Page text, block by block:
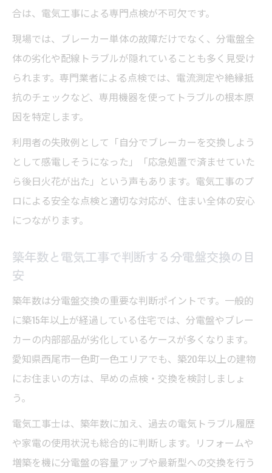
合は、電気工事による専門点検が不可欠です。
現場では、ブレーカー単体の故障だけでなく、分電盤全
体の劣化や配線トラブルが隠れていることも多く見受け
られます。専門業者による点検では、電流測定や絶縁抵
抗のチェックなど、専用機器を使ってトラブルの根本原
因を特定します。
利用者の失敗例として「自分でブレーカーを交換しよう
として感電しそうになった」「応急処置で済ませていた
ら後日火花が出た」という声もあります。電気工事のプ
ロによる安全な点検と適切な対応が、住まい全体の安心
につながります。
築年数と電気工事で判断する分電盤交換の目
安
築年数は分電盤交換の重要な判断ポイントです。一般的
に築15年以上が経過している住宅では、分電盤やブレー
カーの内部部品が劣化しているケースが多くなります。
愛知県西尾市一色町一色エリアでも、築20年以上の建物
にお住まいの方は、早めの点検・交換を検討しましょ
う。
電気工事士は、築年数に加え、過去の電気トラブル履歴
や家電の使用状況も総合的に判断します。リフォームや
増築を機に分電盤の容量アップや最新型への交換を行う